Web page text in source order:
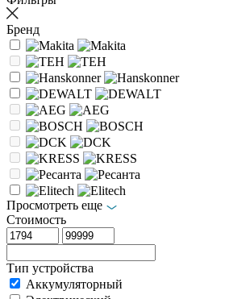
Бренд
Просмотреть еще
Стоимость
Тип устройства
Аккумуляторный